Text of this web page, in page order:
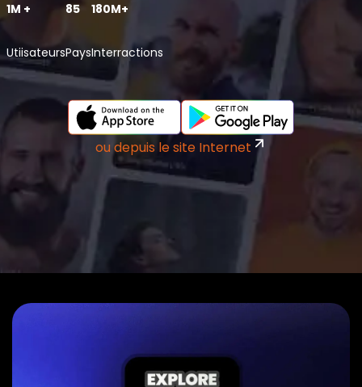
1M +
Utiisateurs
85
Pays
180M+
Interractions
ou depuis le site Internet